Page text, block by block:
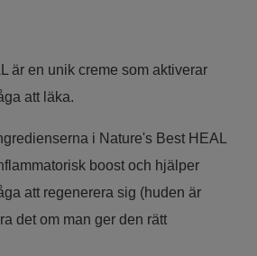
är en unik creme som aktiverar
att läka.
i Nature's Best HEAL
boost och hjälper
att regenerera sig (huden är
det om man ger den rätt